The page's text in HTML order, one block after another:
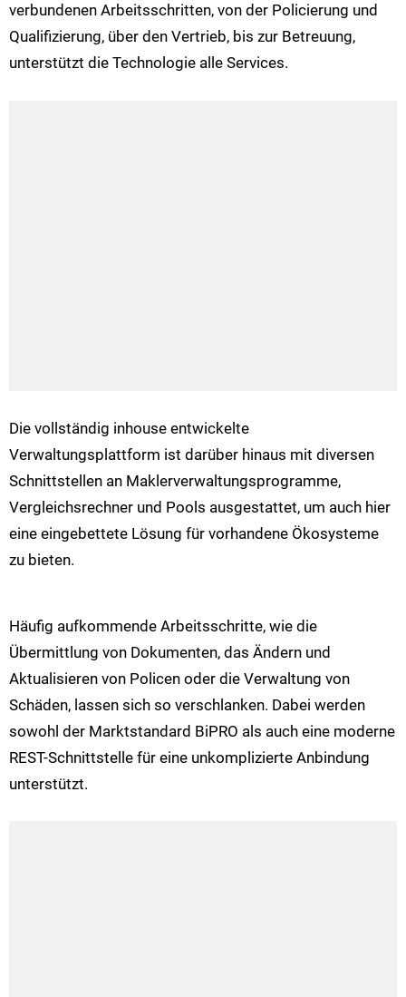
verbundenen Arbeitsschritten, von der Policierung und
Qualifizierung, über den Vertrieb, bis zur Betreuung,
unterstützt die Technologie alle Services.
Die vollständig inhouse entwickelte
Verwaltungsplattform ist darüber hinaus mit diversen
Schnittstellen an Maklerverwaltungsprogramme,
Vergleichsrechner und Pools ausgestattet, um auch hier
eine eingebettete Lösung für vorhandene Ökosysteme
zu bieten.
Häufig aufkommende Arbeitsschritte, wie die
Übermittlung von Dokumenten, das Ändern und
Aktualisieren von Policen oder die Verwaltung von
Schäden, lassen sich so verschlanken. Dabei werden
sowohl der Marktstandard BiPRO als auch eine moderne
REST-Schnittstelle für eine unkomplizierte Anbindung
unterstützt.